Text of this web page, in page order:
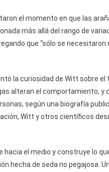
el momento en que las
más allá del rango de
que “sólo se
la curiosidad de Witt sobre
alteran el comportamiento,
según una biografía
Witt y otros científicos
hacia el medio y construye lo
hecha de seda no pegajosa.